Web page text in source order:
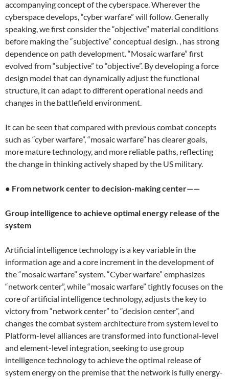
accompanying concept of the cyberspace. Wherever the
cyberspace develops, “cyber warfare” will follow. Generally
speaking, we first consider the “objective” material conditions
before making the “subjective” conceptual design. , has strong
dependence on path development. “Mosaic warfare” first
evolved from “subjective” to “objective”. By developing a force
design model that can dynamically adjust the functional
structure, it can adapt to different operational needs and
changes in the battlefield environment.
It can be seen that compared with previous combat concepts
such as “cyber warfare”, “mosaic warfare” has clearer goals,
more mature technology, and more reliable paths, reflecting
the change in thinking actively shaped by the US military.
● From network center to decision-making center——
Group intelligence to achieve optimal energy release of the
system
Artificial intelligence technology is a key variable in the
information age and a core increment in the development of
the “mosaic warfare” system. “Cyber ​​warfare” emphasizes
“network center”, while “mosaic warfare” tightly focuses on the
core of artificial intelligence technology, adjusts the key to
victory from “network center” to “decision center”, and
changes the combat system architecture from system level to
Platform-level alliances are transformed into functional-level
and element-level integration, seeking to use group
intelligence technology to achieve the optimal release of
system energy on the premise that the network is fully energy-